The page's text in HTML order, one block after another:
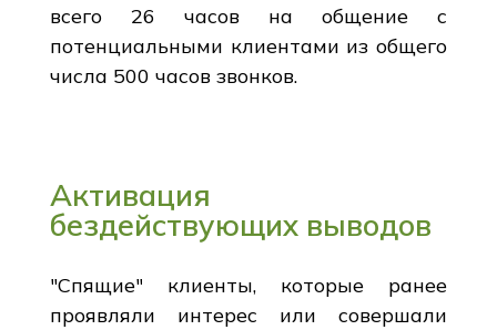
всего 26 часов на общение с
потенциальными клиентами из общего
числа 500 часов звонков.
Активация
бездействующих выводов
"Спящие" клиенты, которые ранее
проявляли интерес или совершали